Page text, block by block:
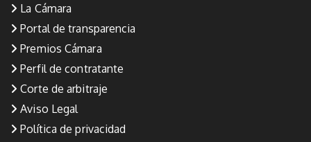
La Cámara
Portal de transparencia
Premios Cámara
Perfil de contratante
Corte de arbitraje
Aviso Legal
Política de privacidad